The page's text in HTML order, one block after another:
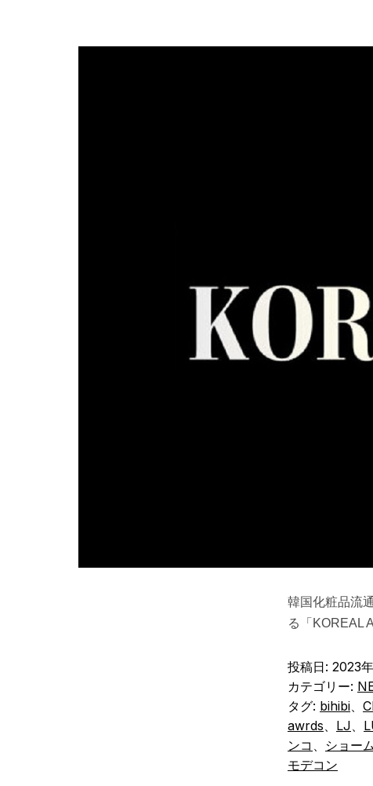
韓国化粧品流
る「KOREAL
投稿日: 2023
カテゴリー:
タグ: bihibi
awrds
LJ
ンコ
ショーム
モデコン